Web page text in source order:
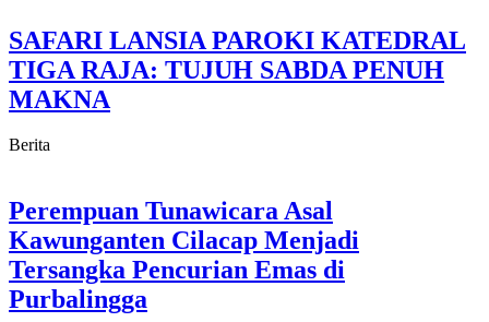
SAFARI LANSIA PAROKI KATEDRAL
TIGA RAJA: TUJUH SABDA PENUH
MAKNA
Berita
Perempuan Tunawicara Asal
Kawunganten Cilacap Menjadi
Tersangka Pencurian Emas di
Purbalingga